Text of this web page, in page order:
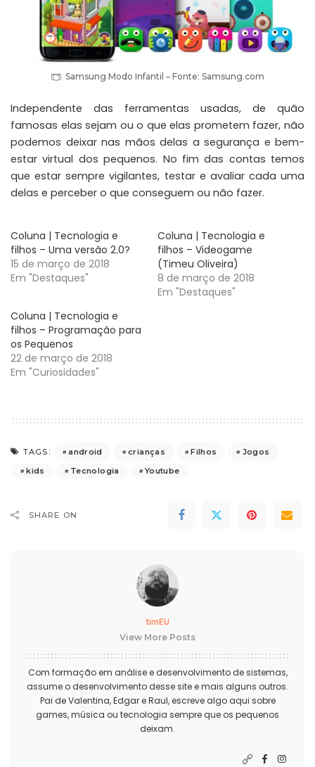
Samsung Modo Infantil – Fonte: Samsung.com
Independente das ferramentas usadas, de quão
famosas elas sejam ou o que elas prometem fazer, não
podemos deixar nas mãos delas a segurança e bem-
estar virtual dos pequenos. No fim das contas temos
que estar sempre vigilantes, testar e avaliar cada uma
delas e perceber o que conseguem ou não fazer.
Coluna | Tecnologia e
filhos – Uma versão 2.0?
15 de março de 2018
Em "Destaques"
Coluna | Tecnologia e
filhos – Videogame
(Timeu Oliveira)
8 de março de 2018
Em "Destaques"
Coluna | Tecnologia e
filhos – Programação para
os Pequenos
22 de março de 2018
Em "Curiosidades"
TAGS: android crianças Filhos
Jogos
kids
Tecnologia Youtube
SHARE ON
timEU
View More Posts
Com formação em análise e desenvolvimento de sistemas,
assume o desenvolvimento desse site e mais alguns outros.
Pai de Valentina, Edgar e Raul, escreve algo aqui sobre
games, música ou tecnologia sempre que os pequenos
deixam.